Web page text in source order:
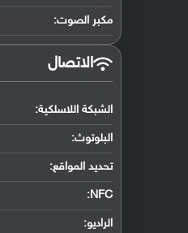
مكبر الصوت:
الاتصال
الشبكة اللاسلكية:
البلوتوث:
تحديد المواقع:
NFC
:
الراديو: